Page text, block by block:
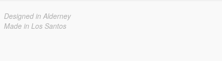
Designed in Alderney
Made in Los Santos